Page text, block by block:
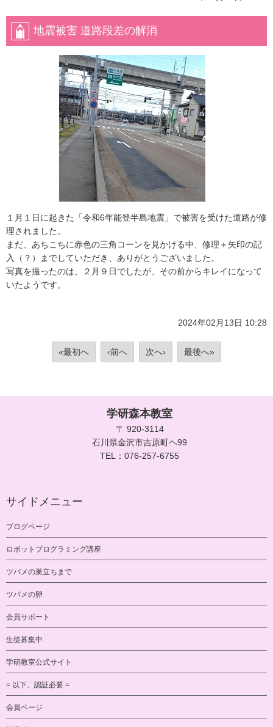
地震被害 道路段差の解消
１月１日に起きた「令和6年能登半島地震」で被害を受けた道路が修
理されました。
まだ、あちこちに赤色の三角コーンを見かける中、修理＋矢印の記
入（？）までしていただき、ありがとうございました。
写真を撮ったのは、２月９日でしたが、その前からキレイになって
いたようです。
2024年02月13日 10:28
«最初へ ‹前へ 次へ› 最後へ»
学研森本教室
〒 920-3114
石川県金沢市吉原町ヘ99
TEL：076-257-6755
サイドメニュー
ブログページ
ロボットプログラミング講座
ツバメの巣立ちまで
ツバメの卵
会員サポート
生徒募集中
学研教室公式サイト
= 以下、認証必要 =
会員ページ